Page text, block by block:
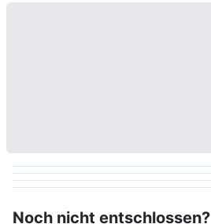
Noch nicht entschlossen?